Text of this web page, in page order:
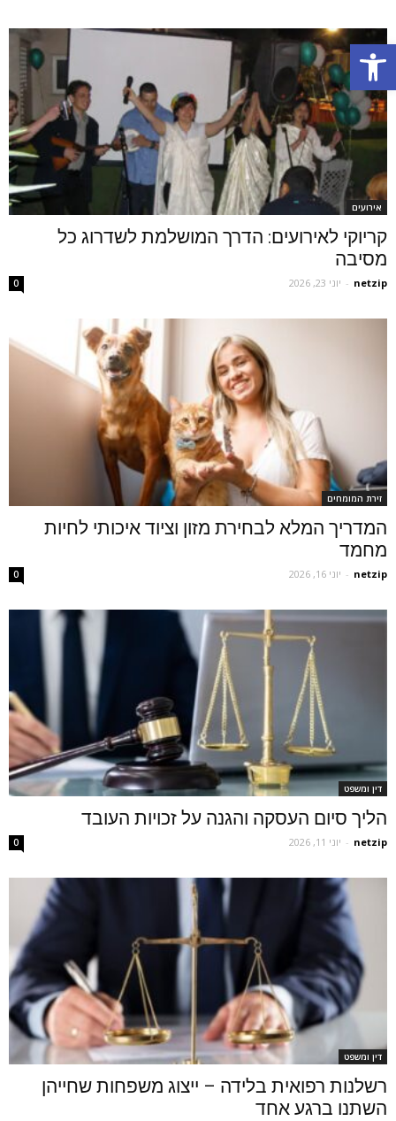
Open toolbar
אירועים
קריוקי לאירועים: הדרך המושלמת לשדרוג כל
מסיבה
netzip
- יוני 23, 2026 0
זירת המומחים
המדריך המלא לבחירת מזון וציוד איכותי לחיות
מחמד
netzip
- יוני 16, 2026 0
דין ומשפט
הליך סיום העסקה והגנה על זכויות העובד
netzip
- יוני 11, 2026 0
דין ומשפט
רשלנות רפואית בלידה – ייצוג משפחות שחייהן
השתנו ברגע אחד